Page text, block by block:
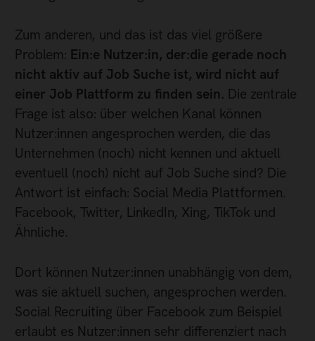
Zum anderen, und das ist das viel größere
Problem: Ein:e Nutzer:in, der:die gerade noch
nicht aktiv auf Job Suche ist, wird nicht auf
einer Job Plattform zu finden sein. Die zentrale
Frage ist also: über welchen Kanal können
Nutzer:innen angesprochen werden, die das
Unternehmen (noch) nicht kennen und aktuell
eventuell (noch) nicht auf Job Suche sind? Die
Antwort ist einfach: Social Media Plattformen.
Facebook, Twitter, LinkedIn, Xing, TikTok und
Ähnliche.
Dort können Nutzer:innen unabhängig von dem,
was sie aktuell suchen, angesprochen werden.
Social Recruiting über Facebook zum Beispiel
erlaubt es Nutzer:innen sehr differenziert nach